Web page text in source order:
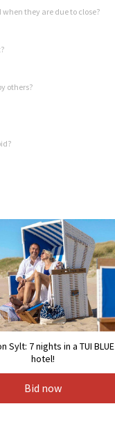
they are due to close?
others?
Sylt: 7 nights in a TUI BLUE
hotel!
Bid now